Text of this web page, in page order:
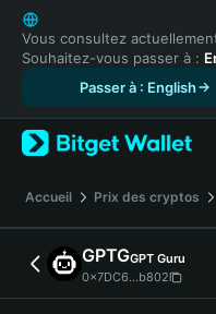
English
日本語
Tiếng Việt
Español (Latinoamérica)
Türkçe
Français
Deutsch
简体中文
繁體中文
Português (Portugal)
Vous consultez
Souhaitez-vous passer à :
Passer à : English
Accueil Prix des cryptos
GPTGGPT Guru
0x7DC6...b802